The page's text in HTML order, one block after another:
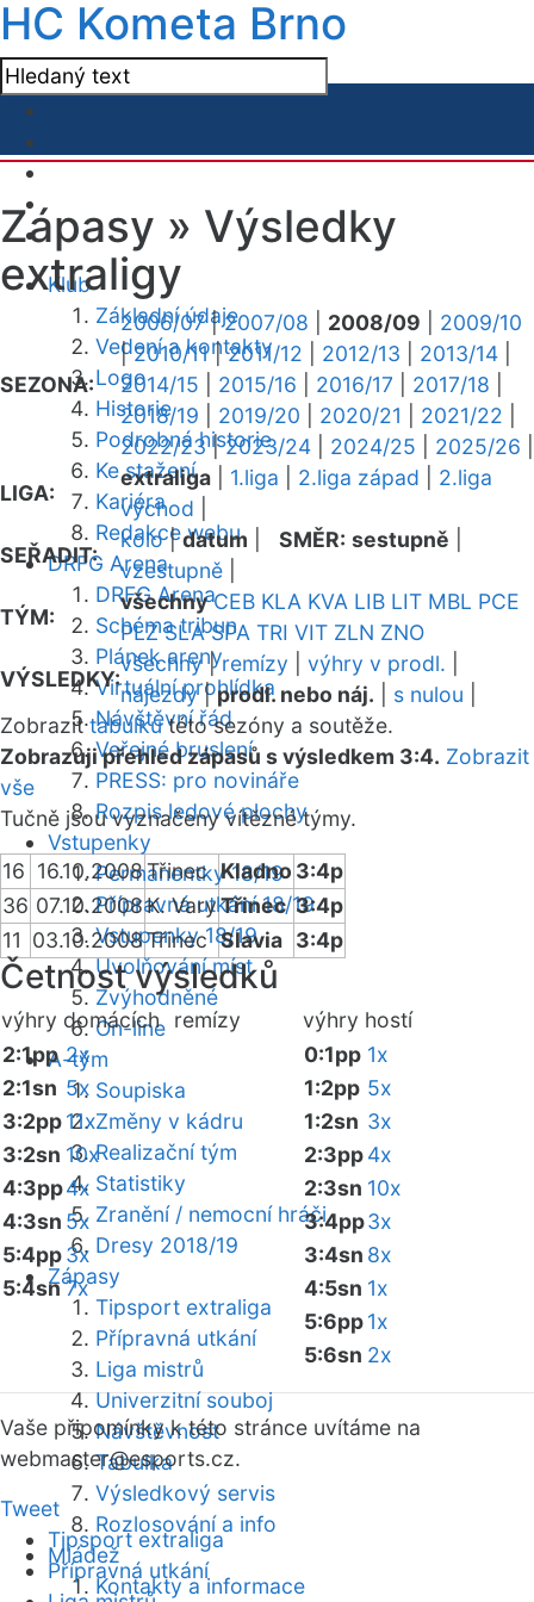
HC Kometa Brno
Klub
Základní údaje
Vedení a kontakty
Logo
Historie
Podrobná historie
Ke stažení
Kariéra
Redakce webu
DRFG Arena
DRFG Arena
Schéma tribun
Plánek areny
Virtuální prohlídka
Návštěvní řád
Veřejné bruslení
PRESS: pro novináře
Rozpis ledové plochy
Vstupenky
Permanentky 18/19
Přípravná utkání 18/19
Vstupenky 18/19
Uvolňování míst
Zvýhodněné
On-line
A-tým
Soupiska
Změny v kádru
Realizační tým
Statistiky
Zranění / nemocní hráči
Dresy 2018/19
Zápasy
Tipsport extraliga
Přípravná utkání
Liga mistrů
Univerzitní souboj
Návštěvnost
Tabulka
Výsledkový servis
Rozlosování a info
Mládež
Kontakty a informace
Zápasy » Výsledky
extraligy
SEZONA:
2006/07|2007/08 2008/09
2009/10
|2010/11|2011/12 2012/13 2013/14
2014/15
2015/16 2016/17 2017/18
2018/19
2019/20 2020/21 2021/22
2022/23|2023/24 2024/25 2025/26
LIGA:
extraliga 1.liga 2.liga západ
2.liga
východ
SEŘADIT:
kolo|datum SMĚR: sestupně
vzestupně
TÝM:
všechny CEB KLA KVA LIB LIT MBL PCE
PLZ SLA SPA TRI VIT ZLN ZNO
VÝSLEDKY:
všechny|remízy výhry v prodl.
nájezdy|prodl. nebo náj. s nulou
Zobrazittabulkutéto sezóny a soutěže.
Zobrazuji přehled zápasů s výsledkem 3:4. Zobrazit
vše
Tučně jsou vyznačeny vítězné týmy.
16 16.10.2008Třinec Kladno 3:4p
36 07.10.2008K. VaryTřinec 3:4p
11 03.10.2008Třinec Slavia 3:4p
Četnost výsledků
výhry domácích remízy výhry hostí
2:1pp 2x
2:1sn 5x
3:2pp11x
3:2sn 10x
4:3pp4x
4:3sn 5x
5:4pp3x
5:4sn 7x
0:1pp 1x
1:2pp 5x
1:2sn 3x
2:3pp4x
2:3sn 10x
3:4pp3x
3:4sn 8x
4:5sn 1x
5:6pp1x
5:6sn 2x
Vaše připomínky k této stránce uvítáme na
webmaster@esports.cz.
Tweet
Tipsport extraliga
Přípravná utkání